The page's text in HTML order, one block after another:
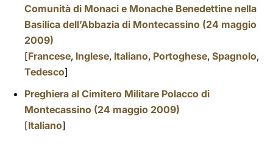
Comunità di Monaci e Monache Benedettine nella
Basilica dell’Abbazia di Montecassino (24 maggio
2009)
[Francese, Inglese, Italiano, Portoghese, Spagnolo,
Tedesco]
Preghiera al Cimitero Militare Polacco di
Montecassino (24 maggio 2009)
[Italiano]